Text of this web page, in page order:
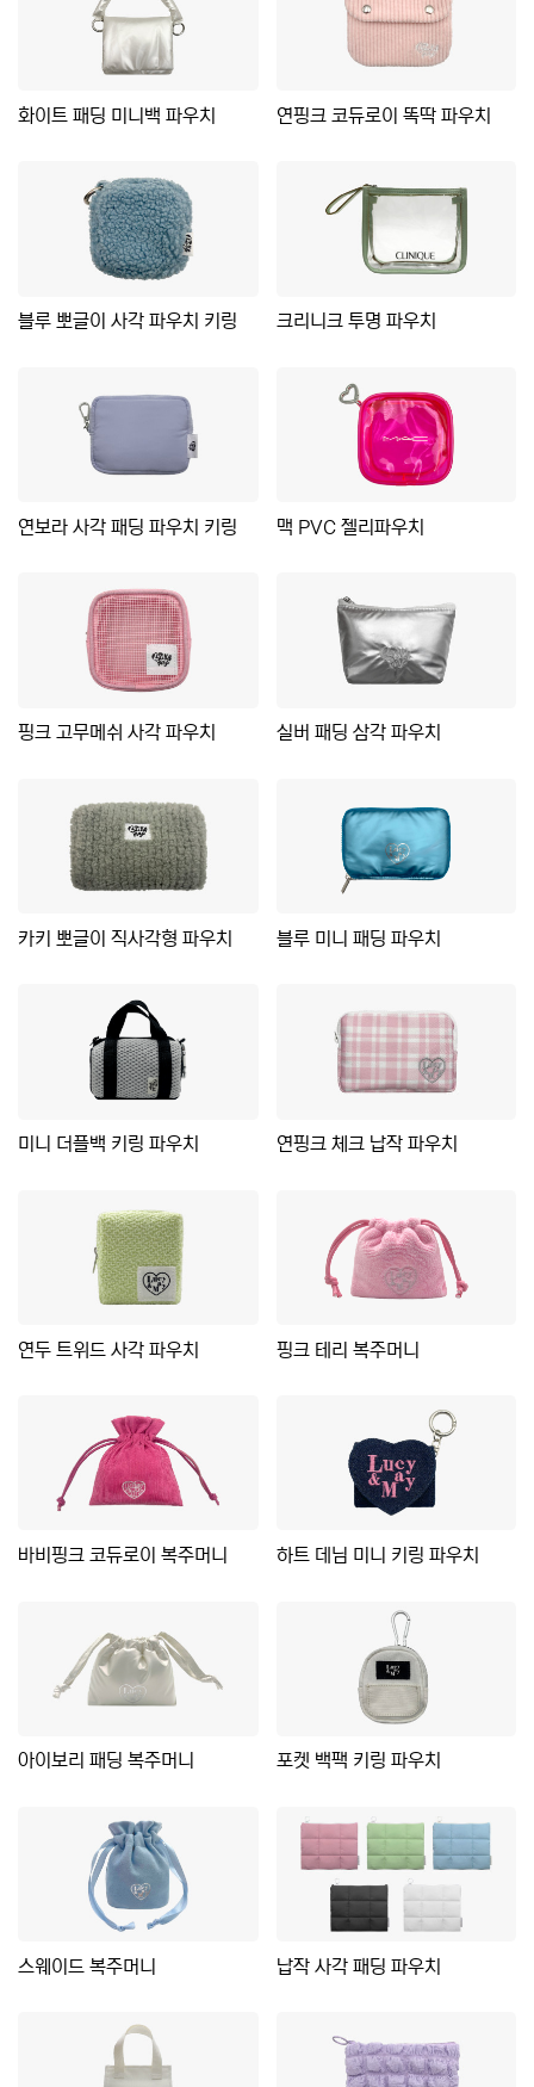
화이트 패딩 미니백 파우치 연핑크 코듀로이 똑딱 파우치
블루 뽀글이 사각 파우치 키링 크리니크 투명 파우치
연보라 사각 패딩 파우치 키링 맥 PVC 젤리파우치
핑크 고무메쉬 사각 파우치 실버 패딩 삼각 파우치
카키 뽀글이 직사각형 파우치 블루 미니 패딩 파우치
미니 더플백 키링 파우치 연핑크 체크 납작 파우치
연두 트위드 사각 파우치 핑크 테리 복주머니
바비핑크 코듀로이 복주머니 하트 데님 미니 키링 파우치
아이보리 패딩 복주머니 포켓 백팩 키링 파우치
스웨이드 복주머니 납작 사각 패딩 파우치